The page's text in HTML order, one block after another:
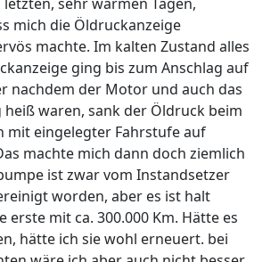
mich die Öldruckanzeige
machte. Im kalten Zustand alles
ging bis zum Anschlag auf
nachdem der Motor und auch das
waren, sank der Öldruck beim
mit eingelegter Fahrstufe auf
machte mich dann doch ziemlich
ist zwar vom Instandsetzer
worden, aber es ist halt
erste mit ca. 300.000 Km. Hätte es
hätte ich sie wohl erneuert. bei